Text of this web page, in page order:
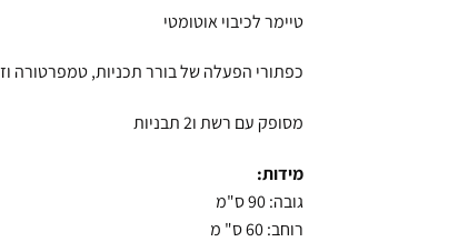
טיימר לכיבוי אוטומטי
כפתורי הפעלה של בורר תכניות, טמפרטורה
מסופק עם רשת ו2 תבניות
מידות:
גובה: 90 ס"מ
רוחב: 60 ס" מ